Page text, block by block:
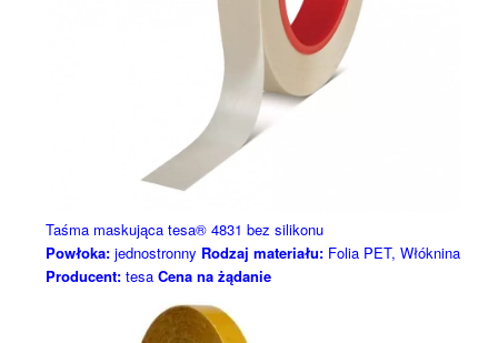
Taśma maskująca tesa® 4831 bez silikonu
Powłoka:jednostronny Rodzaj materiału:Folia PET, Włóknina
Producent:tesa Cena na żądanie